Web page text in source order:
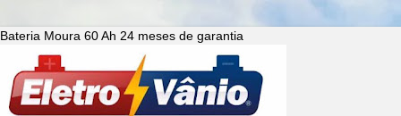
Bateria Moura 60 Ah 24 meses de garantia